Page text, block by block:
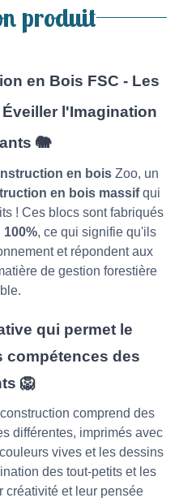
produit
en Bois FSC - Les
l'Imagination
🐘
en bois Zoo, un
en bois massifqui
! Ces blocs sont fabriqués
100%, ce qui signifie qu'ils
et répondent aux
de gestion forestière
qui permet le
compétences des
🦁
comprend des
différentes, imprimés avec
vives et les dessins
des tout-petits et les
créativité et leur pensée